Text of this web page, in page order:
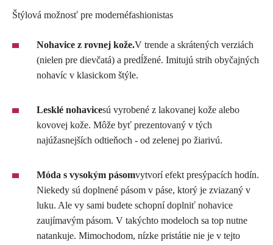
Štýlová možnosť pre modernéfashionistas
Nohavice z rovnej kože.V trende a skrátených verziách
(nielen pre dievčatá) a predĺžené. Imitujú strih obyčajných
nohavíc v klasickom štýle.
Lesklé nohavicesú vyrobené z lakovanej kože alebo
kovovej kože. Môže byť prezentovaný v tých
najúžasnejších odtieňoch - od zelenej po žiarivú.
Móda s vysokým pásomvytvorí efekt presýpacích hodín.
Niekedy sú doplnené pásom v páse, ktorý je zviazaný v
luku. Ale vy sami budete schopní doplniť nohavice
zaujímavým pásom. V takýchto modeloch sa top nutne
natankuje. Mimochodom, nízke pristátie nie je v tejto